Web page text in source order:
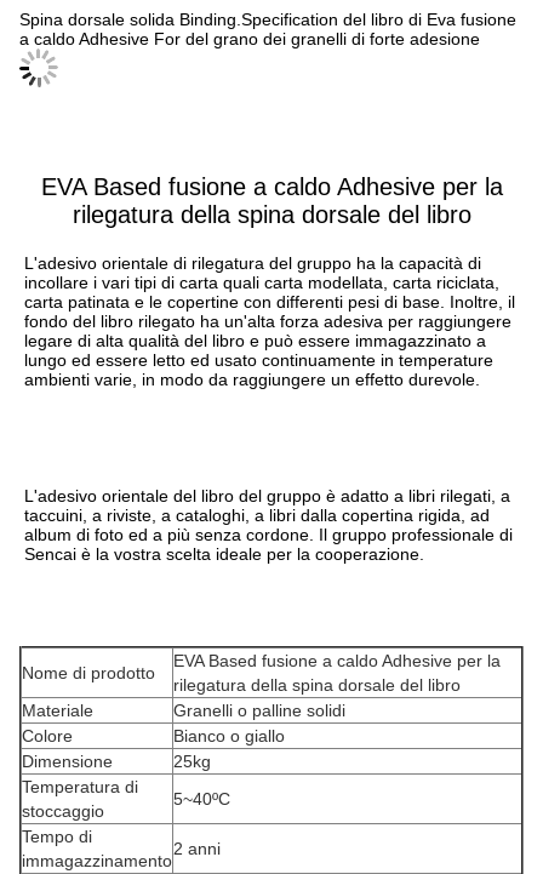
Spina dorsale solida Binding.Specification del libro di Eva fusione
a caldo Adhesive For del grano dei granelli di forte adesione
EVA Based fusione a caldo Adhesive per la
rilegatura della spina dorsale del libro
L'adesivo orientale di rilegatura del gruppo ha la capacità di
incollare i vari tipi di carta quali carta modellata, carta riciclata,
carta patinata e le copertine con differenti pesi di base. Inoltre, il
fondo del libro rilegato ha un'alta forza adesiva per raggiungere
legare di alta qualità del libro e può essere immagazzinato a
lungo ed essere letto ed usato continuamente in temperature
ambienti varie, in modo da raggiungere un effetto durevole.
L'adesivo orientale del libro del gruppo è adatto a libri rilegati, a
taccuini, a riviste, a cataloghi, a libri dalla copertina rigida, ad
album di foto ed a più senza cordone. Il gruppo professionale di
Sencai è la vostra scelta ideale per la cooperazione.
Nome di prodotto
EVA Based fusione a caldo Adhesive per la
rilegatura della spina dorsale del libro
Materiale
Granelli o palline solidi
Colore
Bianco o giallo
Dimensione
25kg
Temperatura di
stoccaggio
5~40ºC
Tempo di
immagazzinamento
2 anni